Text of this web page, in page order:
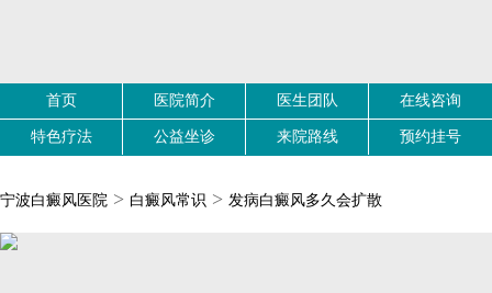
首页 医院简介 医生团队 在线咨询
特色疗法 公益坐诊 来院路线 预约挂号
宁波白癜风医院 > 白癜风常识 > 发病白癜风多久会扩散